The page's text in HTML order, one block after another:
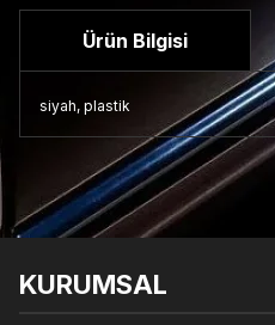
Ürün Bilgisi
siyah, plastik
Bu ürünün fiyat bilgisi, resim,
Görüş ve önerileriniz için
Ürün açıklamasında eksik
KURUMSAL